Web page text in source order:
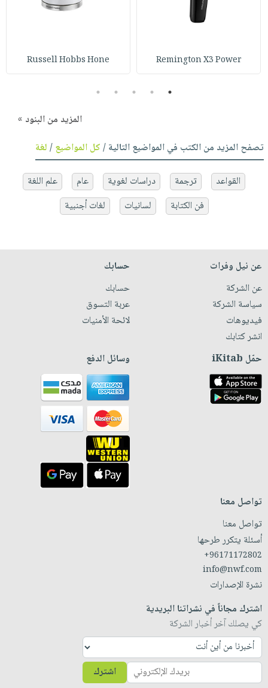
Remington X3 Power
Russell Hobbs Hone
1
2
3
4
5
المزيد من البنود »
تصفح المزيد من الكتب في المواضيع التالية /كل المواضيع/لغة
القواعد ترجمة دراسات لغوية عام
علم اللغة
فن الكتابة
لسانيات لغات أجنبية
عن نيل وفرات
عن الشركة
سياسة الشركة
فيديوهات
انشر كتابك
حسابك
حسابك
عربة التسوق
لائحة الأمنيات
حمّل iKitab وسائل الدفع
تواصل معنا
تواصل معنا
أسئلة يتكرر طرحها
+96171172802
info@nwf.com
نشرة الإصدارات
اشترك مجاناً في نشراتنا البريدية
كي يصلك آخر أخبار الشركة
اشترك